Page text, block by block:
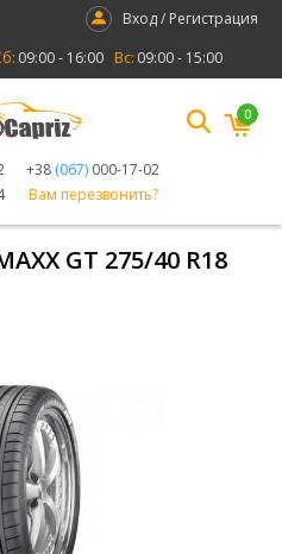
Вход / Регистрация
09:00 - 16:00 Вс: 09:00 - 15:00
+38 (067) 000-17-02
Вам перезвонить?
0
GT 275/40 R18